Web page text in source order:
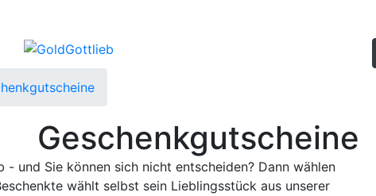
Geschenkgutscheine
und Sie können sich nicht entscheiden? Dann wählen
wählt selbst sein Lieblingsstück aus unserer